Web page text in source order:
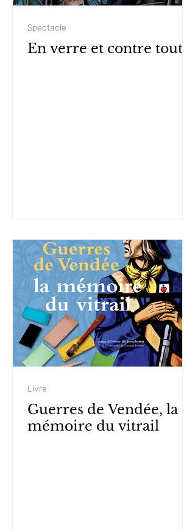
En verre et contre tout
Spectacle
Guerres de Vendée, la
mémoire du vitrail
Livre